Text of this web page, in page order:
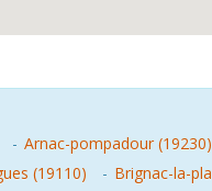
- Arnac-pompadour (19230)
(19110) - Brignac-la-